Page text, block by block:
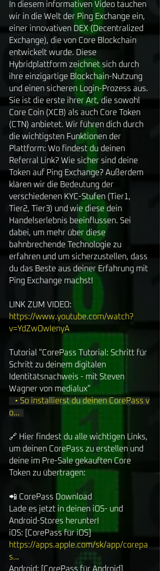
In diesem informativen Video tauchen
wir in die Welt der Ping Exchange ein,
einer innovativen DEX (Decentralized
Exchange), die von Core Blockchain
entwickelt wurde. Diese
Hybridplattform zeichnet sich durch
ihre einzigartige Blockchain-Nutzung
und einen sicheren Login-Prozess aus.
Sie ist die erste ihrer Art, die sowohl
Core Coin (XCB) als auch Core Token
(CTN) anbietet. Wir führen dich durch
die wichtigsten Funktionen der
Plattform: Wo findest du deinen
Referral Link? Wie sicher sind deine
Token auf Ping Exchange? Außerdem
klären wir die Bedeutung der
verschiedenen KYC-Stufen (Tier1,
Tier2, Tier3) und wie diese dein
Handelserlebnis beeinflussen. Sei
dabei, um mehr über diese
bahnbrechende Technologie zu
erfahren und um sicherzustellen, dass
du das Beste aus deiner Erfahrung mit
Ping Exchange machst!
LINK ZUM VIDEO:
https://www.youtube.com/watch?
v=YdZwOwIenyA
Tutorial "CorePass Tutorial: Schritt für
Schritt zu deinem digitalen
Identitätsnachweis - mit Steven
Wagner von medialux"
• So installierst du deinen CorePass v
o...
🔗 Hier findest du alle wichtigen Links,
um deinen CorePass zu erstellen und
deine im Pre-Sale gekauften Core
Token zu übertragen:
📲 CorePass Download
Lade es jetzt in deinen iOS- und
Android-Stores herunter!
iOS: [CorePass für iOS]
https://apps.apple.com/sk/app/corepa
s...
Android: [CorePass für Android]